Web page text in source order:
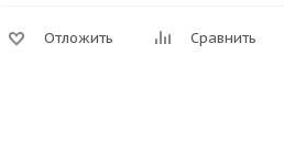
Отложить Сравнить